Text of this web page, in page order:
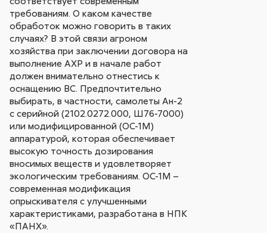
требованиям. О каком качестве
обработок можно говорить в таких
случаях? В этой связи агроном
хозяйства при заключении договора на
выполнение АХР и в начале работ
должен внимательно отнестись к
оснащению ВС. Предпочтительно
выбирать, в частности, самолеты Ан-2
с серийной (2102.0272.000, Ш76-7000)
или модифицированной (ОС-1М)
аппаратурой, которая обеспечивает
высокую точность дозирования
вносимых веществ и удовлетворяет
экологическим требованиям. ОС-1М –
современная модификация
опрыскивателя с улучшенными
характеристиками, разработана в НПК
«ПАНХ».